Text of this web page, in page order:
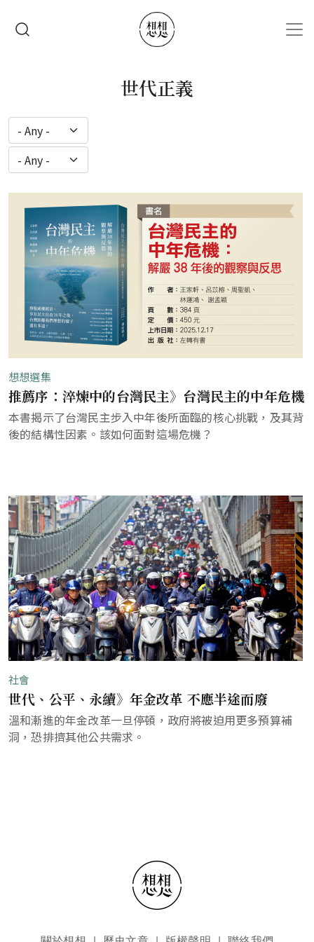
世代正義
想想選集
推薦序：淬煉中的台灣民主》台灣民主的中年危機
本書揭示了台灣民主步入中年後所面臨的核心挑戰，及其背
後的結構性因素。該如何面對這場危機？
社會
世代、公平、永續》年金改革 不應半途而廢
溫和漸進的年金改革一旦停頓，政府將被迫用更多預算補
洞，恐排擠其他公共需求。
頁尾選單